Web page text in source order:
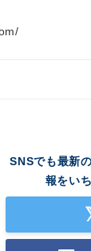
SNSでも最新
報をい